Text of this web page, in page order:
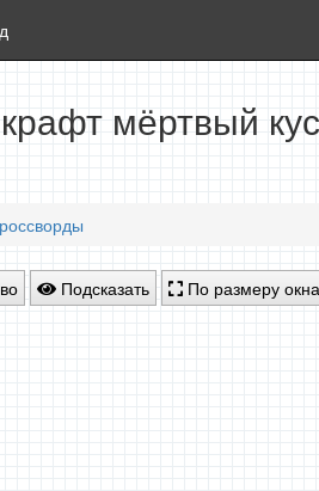
мёртвый
Подсказать По размеру окна